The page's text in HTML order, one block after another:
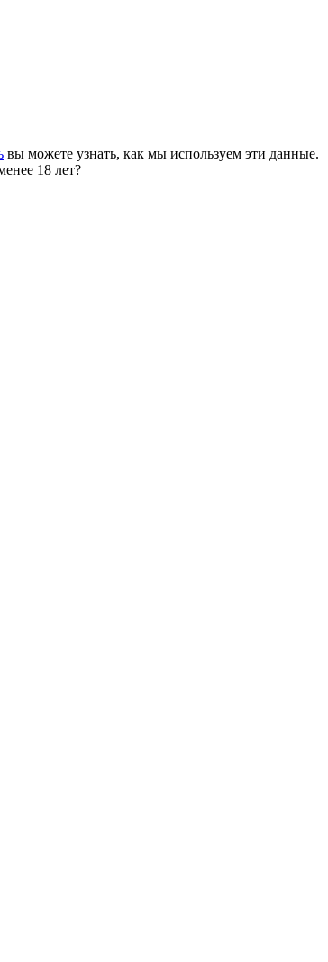
вы можете узнать, как мы используем эти данные.
18 лет?